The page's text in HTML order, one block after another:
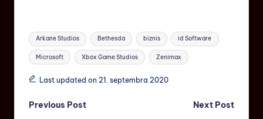
Arkane Studios Bethesda biznis id Software
Microsoft Xbox Game Studios Zenimax
Last updated on 21. septembra 2020
Previous Post
Next Post